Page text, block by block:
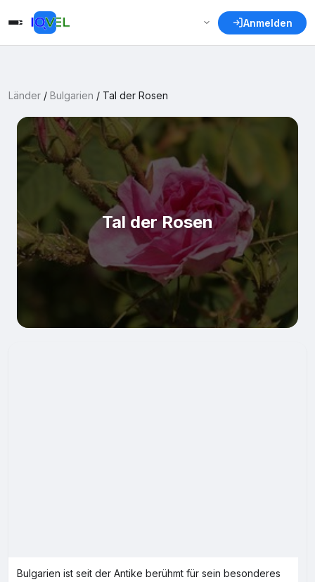
Anmelden
Länder / Bulgarien / Tal der Rosen
Tal der Rosen
Bulgarien ist seit der Antike berühmt für sein besonderes